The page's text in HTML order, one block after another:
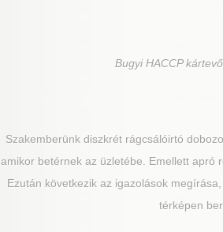
BugyiHACCP
Szakemberünk diszkrét rágcsálóirtó
amikor betérnek az üzletébe. Emellett apró
Ezután következik az igazolások
térképen